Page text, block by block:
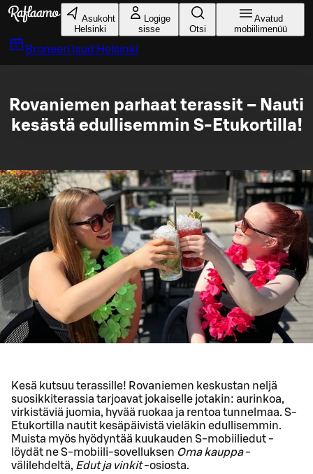
Liigu peamise sisu juurde
Asukoht
Helsinki
Logige
sisse
Otsi
Avatud
mobiilimenüü
Broneeri laud Helsinki
Rovaniemen parhaat terassit – Nauti
kesästä edullisemmin S-Etukortilla!
Kesä kutsuu terassille! Rovaniemen keskustan neljä
suosikkiterassia tarjoavat jokaiselle jotakin: aurinkoa,
virkistäviä juomia, hyvää ruokaa ja rentoa tunnelmaa. S-
Etukortilla nautit kesäpäivistä vieläkin edullisemmin.
Muista myös hyödyntää kuukauden S-mobiiliedut -
löydät ne S-mobiili-sovelluksen Oma kauppa-
välilehdeltä, Edut ja vinkit-osiosta.